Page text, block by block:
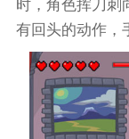
时，角色挥刀刺
有回头的动作，